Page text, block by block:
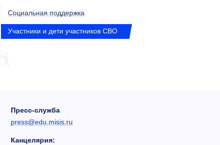
Социальная поддержка
Участники и дети участников СВО
Пресс-служба
press@edu.misis.ru
Канцелярия: